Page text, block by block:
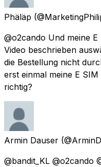
Phäläp
@o2cando Und meine
Video beschrieben
die Bestellung nicht
erst einmal meine E
richtig?
Armin Dauser
@bandit_KL @o2cando